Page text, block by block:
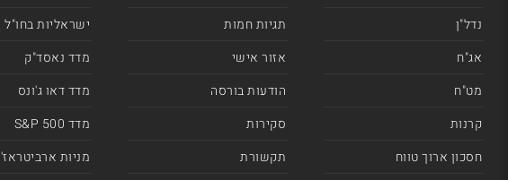
נדל"ן
אג"ח
מט"ח
קרנות
חסכון ארוך טווח
תגיות חמות
אזור אישי
הודעות בורסה
סקירות
תקשורת
ישראליות בחו"ל
מדד נאסד"ק
מדד דאו ג'ונס
מדד 500 S&P
מניות ארביטראז'